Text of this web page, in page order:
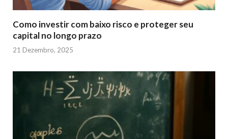
Como investir com baixo risco e proteger seu
capital no longo prazo
21 Dezembro, 2025